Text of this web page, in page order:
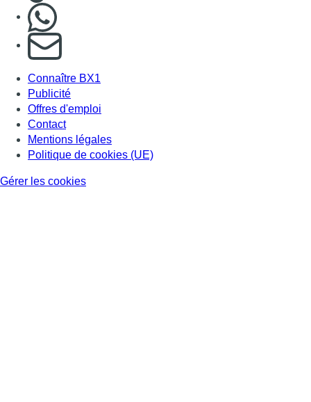
S'abonner à notre newsletter
Connaître BX1
Publicité
Offres d'emploi
Contact
Mentions légales
Politique de cookies (UE)
Gérer les cookies